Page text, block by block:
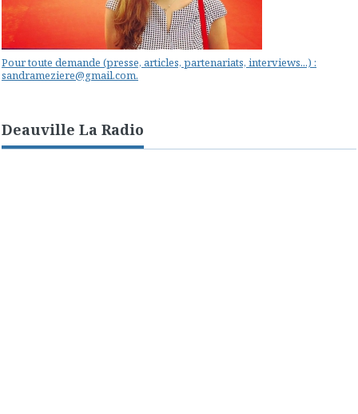
Pour toute demande (presse, articles, partenariats, interviews...) :
sandrameziere@gmail.com.
Deauville La Radio